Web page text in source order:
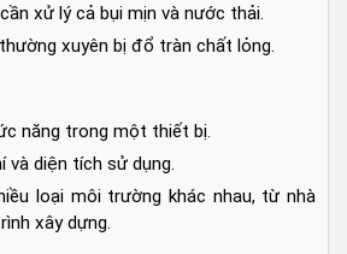
xử lý cả bụi mịn và nước thải.
xuyên bị đổ tràn chất lỏng.
năng trong một thiết bị.
và diện tích sử dụng.
loại môi trường khác nhau, từ nhà
xây dựng.